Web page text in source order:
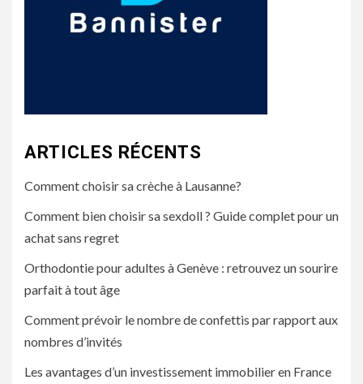
ARTICLES RÉCENTS
Comment choisir sa crèche à Lausanne?
Comment bien choisir sa sexdoll ? Guide complet pour un
achat sans regret
Orthodontie pour adultes à Genève : retrouvez un sourire
parfait à tout âge
Comment prévoir le nombre de confettis par rapport aux
nombres d’invités
Les avantages d’un investissement immobilier en France